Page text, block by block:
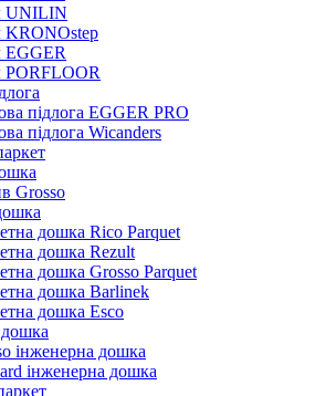
UNILIN
KRONOstep
EGGER
PORFLOOR
підлога EGGER PRO
підлога Wicanders
Grosso
дошка Rico Parquet
дошка Rezult
дошка Grosso Parquet
дошка Barlinek
дошка Esco
інженерна дошка
інженерна дошка